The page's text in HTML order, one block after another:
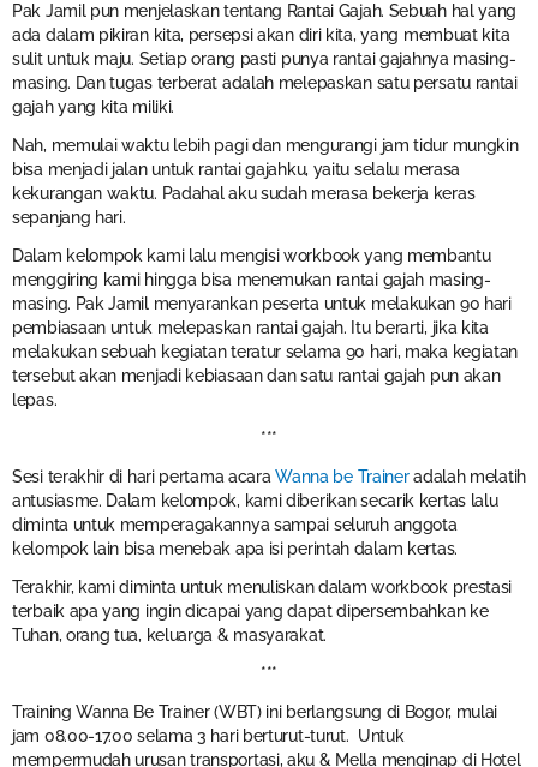
Pak Jamil pun menjelaskan tentang Rantai Gajah. Sebuah hal yang
ada dalam pikiran kita, persepsi akan diri kita, yang membuat kita
sulit untuk maju. Setiap orang pasti punya rantai gajahnya masing-
masing. Dan tugas terberat adalah melepaskan satu persatu rantai
gajah yang kita miliki.
Nah, memulai waktu lebih pagi dan mengurangi jam tidur mungkin
bisa menjadi jalan untuk rantai gajahku, yaitu selalu merasa
kekurangan waktu. Padahal aku sudah merasa bekerja keras
sepanjang hari.
Dalam kelompok kami lalu mengisi workbook yang membantu
menggiring kami hingga bisa menemukan rantai gajah masing-
masing. Pak Jamil menyarankan peserta untuk melakukan 90 hari
pembiasaan untuk melepaskan rantai gajah. Itu berarti, jika kita
melakukan sebuah kegiatan teratur selama 90 hari, maka kegiatan
tersebut akan menjadi kebiasaan dan satu rantai gajah pun akan
lepas.
***
Sesi terakhir di hari pertama acaraWanna be Traineradalah melatih
antusiasme. Dalam kelompok, kami diberikan secarik kertas lalu
diminta untuk memperagakannya sampai seluruh anggota
kelompok lain bisa menebak apa isi perintah dalam kertas.
Terakhir, kami diminta untuk menuliskan dalam workbook prestasi
terbaik apa yang ingin dicapai yang dapat dipersembahkan ke
Tuhan, orang tua, keluarga & masyarakat.
***
Training Wanna Be Trainer (WBT) ini berlangsung di Bogor, mulai
jam 08.00-17.00 selama 3 hari berturut-turut. Untuk
mempermudah urusan transportasi, aku & Mella menginap di Hotel